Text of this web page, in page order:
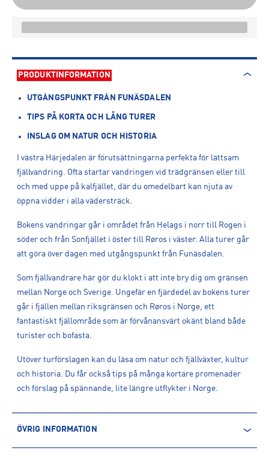
PRODUKTINFORMATION
UTGÅNGSPUNKT FRÅN FUNÄSDALEN
TIPS PÅ KORTA OCH LÅNG TURER
INSLAG OM NATUR OCH HISTORIA
I västra Härjedalen är förutsättningarna perfekta för lättsam
fjällvandring. Ofta startar vandringen vid trädgränsen eller till
och med uppe på kalfjället, där du omedelbart kan njuta av
öppna vidder i alla vädersträck.
Bokens vandringar går i området från Helags i norr till Rogen i
söder och från Sonfjället i öster till Røros i väster. Alla turer går
att göra över dagen med utgångspunkt från Funäsdalen.
Som fjällvandrare här gör du klokt i att inte bry dig om gränsen
mellan Norge och Sverige. Ungefär en fjärdedel av bokens turer
går i fjällen mellan riksgränsen och Røros i Norge, ett
fantastiskt fjällområde som är förvånansvärt okänt bland både
turister och bofasta.
Utöver turförslagen kan du läsa om natur och fjällväxter, kultur
och historia. Du får också tips på många kortare promenader
och förslag på spännande, lite längre utflykter i Norge.
ÖVRIG INFORMATION